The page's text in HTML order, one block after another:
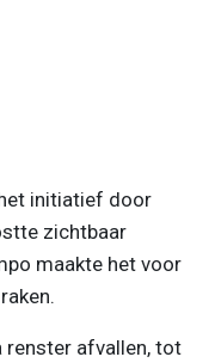
initiatief door
zichtbaar
maakte het voor
renster afvallen, tot